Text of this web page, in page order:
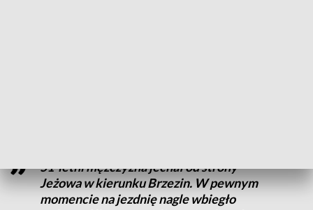
51-letni mężczyzna jechał od strony
Jeżowa w kierunku Brzezin. W pewnym
momencie na jezdnię nagle wbiegło